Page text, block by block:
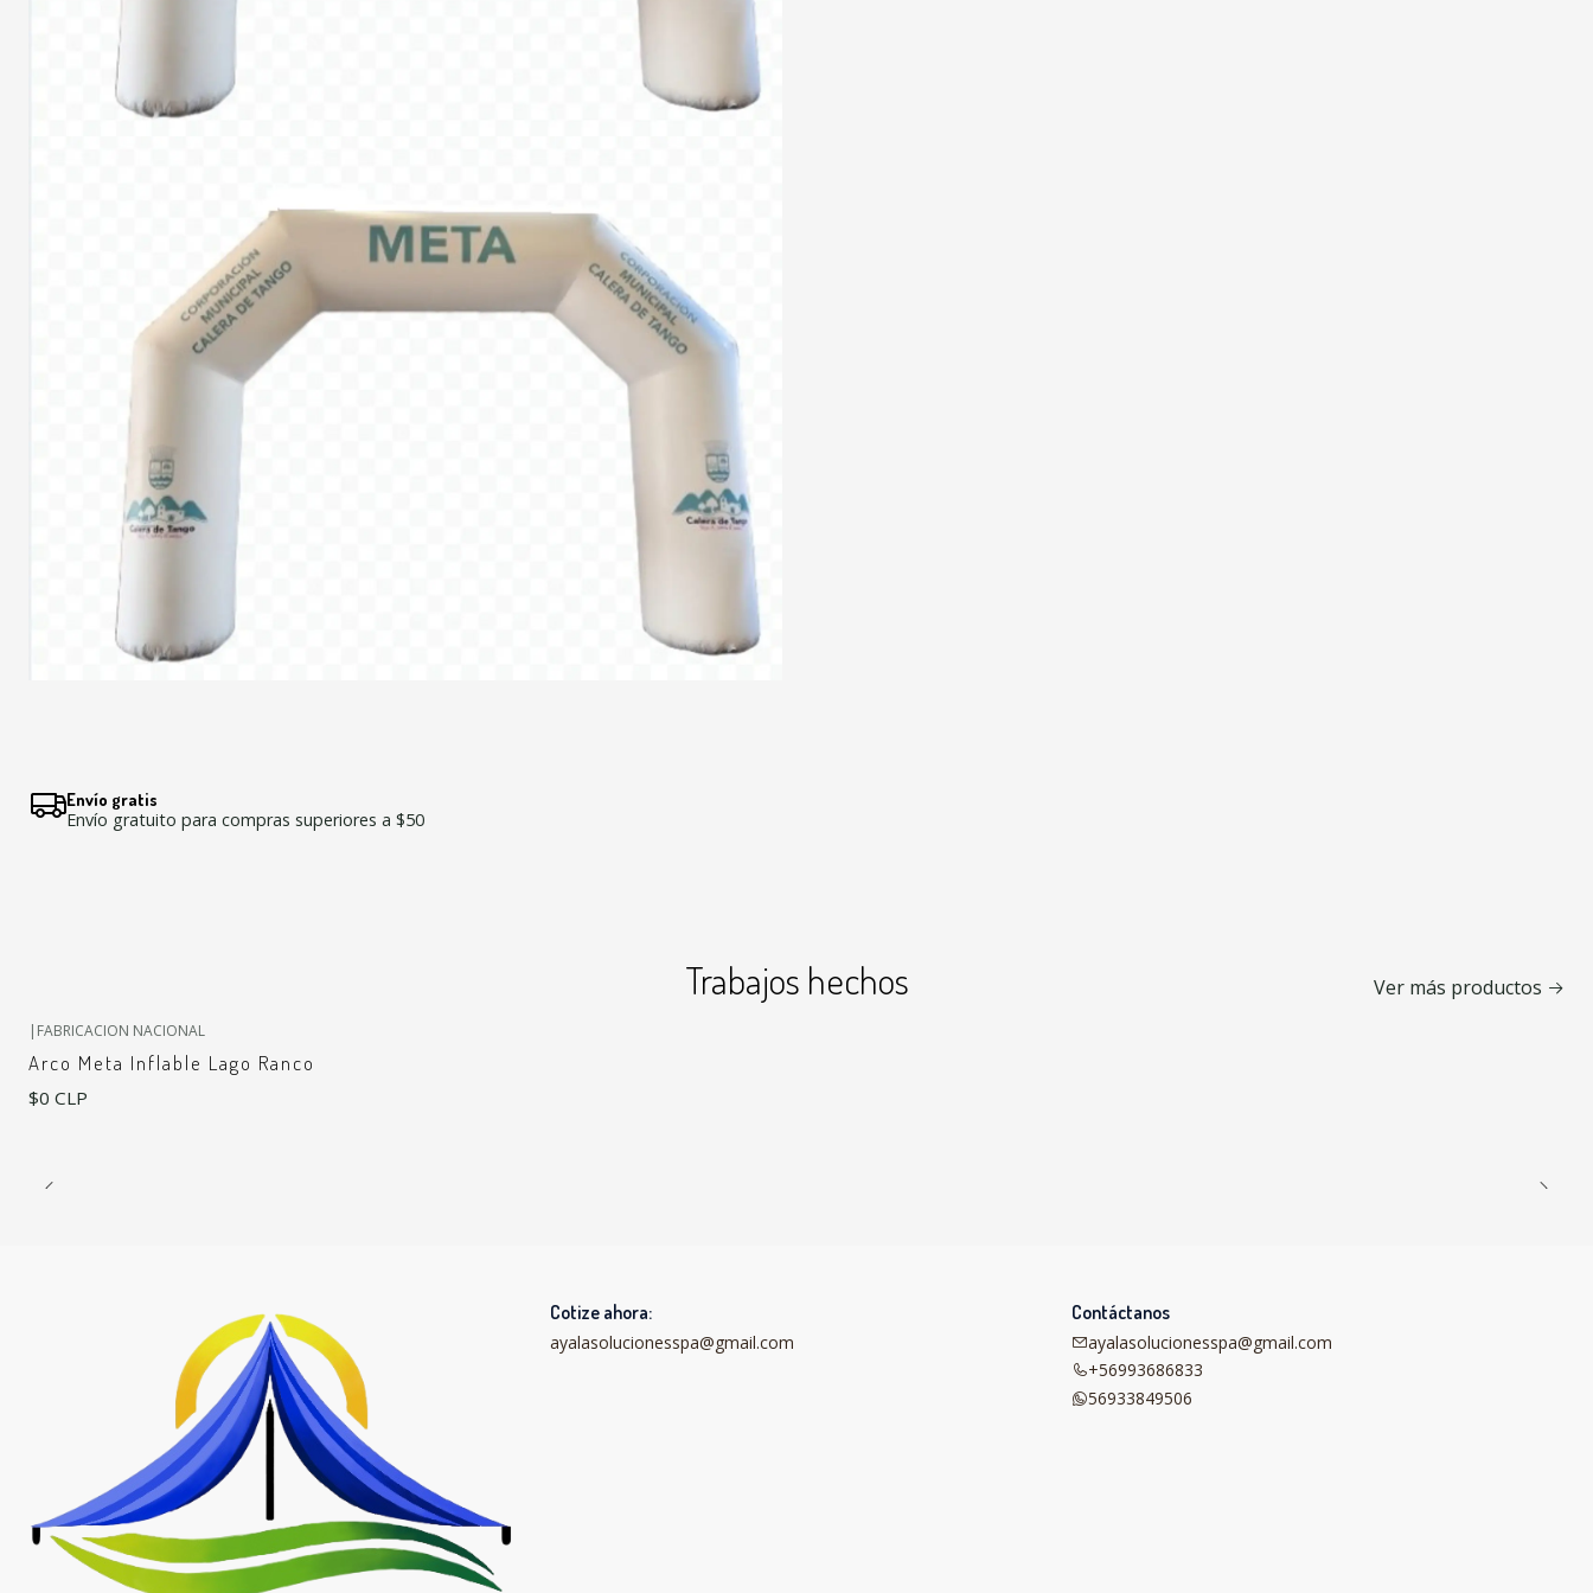
Envío gratis
Envío gratuito para compras superiores a $50
Trabajos hechos Ver más productos
| FABRICACION NACIONAL
Arco Meta Inflable Lago Ranco
$0 CLP
Cotize ahora:
ayalasolucionesspa@gmail.com
Contáctanos
ayalasolucionesspa@gmail.com
+56993686833
56933849506